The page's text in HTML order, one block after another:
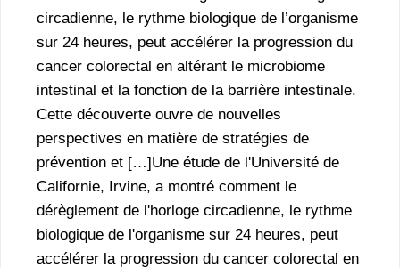
circadienne, le rythme biologique de l’organisme
sur 24 heures, peut accélérer la progression du
cancer colorectal en altérant le microbiome
intestinal et la fonction de la barrière intestinale.
Cette découverte ouvre de nouvelles
perspectives en matière de stratégies de
prévention et […]Une étude de l'Université de
Californie, Irvine, a montré comment le
dérèglement de l'horloge circadienne, le rythme
biologique de l'organisme sur 24 heures, peut
accélérer la progression du cancer colorectal en